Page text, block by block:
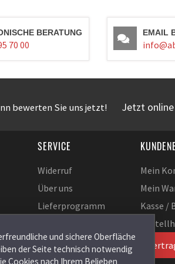
BERATUNG
70 00
EMAIL
bewerten Sie uns jetzt! Jetzt
SERVICE
Widerruf
Über uns
Lieferprogramm
Cookie
Einstellungen
Mein
Mein
Kasse /
und sichere Oberfläche
der Seite technisch notwendig
Cookies nach Ihrem Belieben